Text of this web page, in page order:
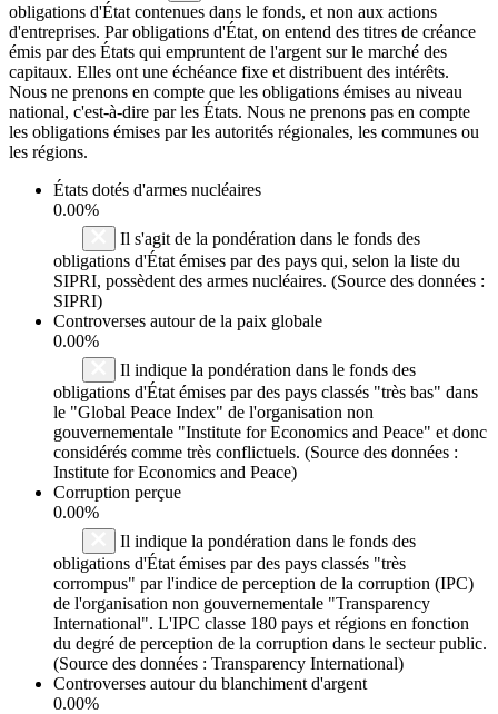
obligations d'État contenues dans le fonds, et non aux actions
d'entreprises. Par obligations d'État, on entend des titres de créance
émis par des États qui empruntent de l'argent sur le marché des
capitaux. Elles ont une échéance fixe et distribuent des intérêts.
Nous ne prenons en compte que les obligations émises au niveau
national, c'est-à-dire par les États. Nous ne prenons pas en compte
les obligations émises par les autorités régionales, les communes ou
les régions.
États dotés d'armes nucléaires
0.00%
Il s'agit de la pondération dans le fonds des
obligations d'État émises par des pays qui, selon la liste du
SIPRI, possèdent des armes nucléaires. (Source des données :
SIPRI)
Controverses autour de la paix globale
0.00%
Il indique la pondération dans le fonds des
obligations d'État émises par des pays classés "très bas" dans
le "Global Peace Index" de l'organisation non
gouvernementale "Institute for Economics and Peace" et donc
considérés comme très conflictuels. (Source des données :
Institute for Economics and Peace)
Corruption perçue
0.00%
Il indique la pondération dans le fonds des
obligations d'État émises par des pays classés "très
corrompus" par l'indice de perception de la corruption (IPC)
de l'organisation non gouvernementale "Transparency
International". L'IPC classe 180 pays et régions en fonction
du degré de perception de la corruption dans le secteur public.
(Source des données : Transparency International)
Controverses autour du blanchiment d'argent
0.00%